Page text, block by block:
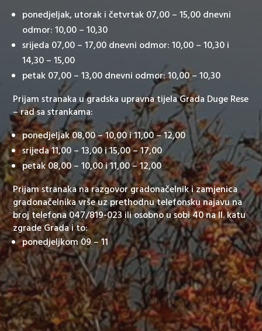
ponedjeljak, utorak i četvrtak 07,00 – 15,00 dnevni
odmor: 10,00 – 10,30
srijeda 07,00 – 17,00 dnevni odmor: 10,00 – 10,30 i
14,30 – 15,00
petak 07,00 – 13,00 dnevni odmor: 10,00 – 10,30
Prijam stranaka u gradska upravna tijela Grada Duge Rese
– rad sa strankama:
ponedjeljak 08,00 – 10,00 i 11,00 – 12,00
srijeda 11,00 – 13,00 i 15,00 – 17,00
petak 08,00 – 10,00 i 11,00 – 12,00
Prijam stranaka na razgovor gradonačelnik i zamjenica
gradonačelnika vrše uz prethodnu telefonsku najavu na
broj telefona 047/819-023 ili osobno u sobi 40 na II. katu
zgrade Grada i to:
ponedjeljkom 09 – 11